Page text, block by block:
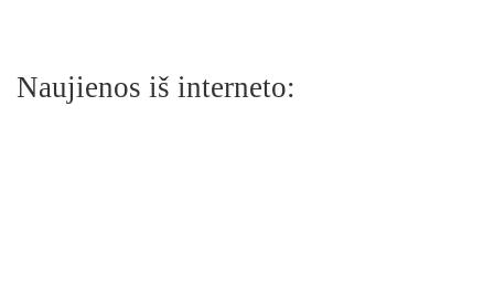
Naujienos iš interneto: